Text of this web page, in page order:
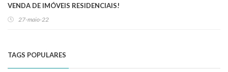
VENDA DE IMÓVEIS RESIDENCIAIS!
27-maio-22
TAGS POPULARES